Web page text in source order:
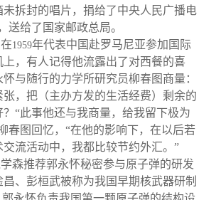
未拆封的唱片，捐给了中央人民广播电
送给了国家邮政总局。
1959年代表中国赴罗马尼亚参加国际
上，有人记得他流露出了对西餐的喜
与随行的力学所研究员柳春图商量：
，把（主办方发的生活经费）剩余的
“此事他还与我商量，给我留下极为
春图回忆，“在他的影响下，在以后若
流活动中，我都比较节约外汇。”
森推荐郭永怀秘密参与原子弹的研发
、彭桓武被称为我国早期核武器研制